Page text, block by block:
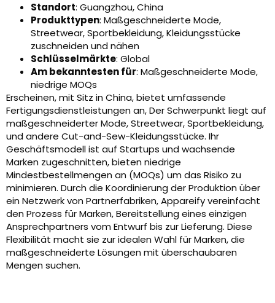
Standort: Guangzhou, China
Produkttypen: Maßgeschneiderte Mode,
Streetwear, Sportbekleidung, Kleidungsstücke
zuschneiden und nähen
Schlüsselmärkte: Global
Am bekanntesten für: Maßgeschneiderte Mode,
niedrige MOQs
Erscheinen, mit Sitz in China, bietet umfassende
Fertigungsdienstleistungen an, Der Schwerpunkt liegt auf
maßgeschneiderter Mode, Streetwear, Sportbekleidung,
und andere Cut-and-Sew-Kleidungsstücke. Ihr
Geschäftsmodell ist auf Startups und wachsende
Marken zugeschnitten, bieten niedrige
Mindestbestellmengen an (MOQs) um das Risiko zu
minimieren. Durch die Koordinierung der Produktion über
ein Netzwerk von Partnerfabriken, Appareify vereinfacht
den Prozess für Marken, Bereitstellung eines einzigen
Ansprechpartners vom Entwurf bis zur Lieferung. Diese
Flexibilität macht sie zur idealen Wahl für Marken, die
maßgeschneiderte Lösungen mit überschaubaren
Mengen suchen.